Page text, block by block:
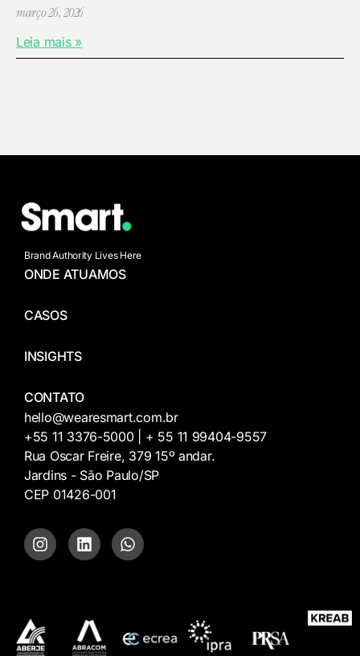
março 26, 2026
Leia mais »
Brand Authority Lives Here
ONDE ATUAMOS
CASOS
INSIGHTS
CONTATO
hello@wearesmart.com.br
+55 11 3376-5000 | + 55 11 99404-9557
Rua Oscar Freire, 379 15º andar.
Jardins - São Paulo/SP
CEP 01426-001